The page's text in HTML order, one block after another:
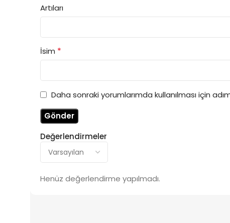
Değerlendirmeler
Henüz değerlendirme yapılmadı.
Artıları
İsim *
Daha sonraki yorumlarımda kullanılması için